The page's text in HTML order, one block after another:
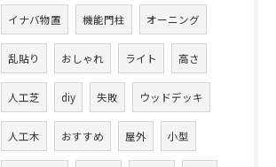
イナバ物置 機能門柱 オーニング
乱貼り おしゃれ ライト 高さ
人工芝 diy 失敗 ウッドデッキ
人工木 おすすめ 屋外 小型